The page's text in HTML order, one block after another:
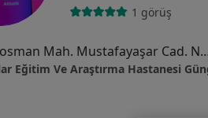
1 görüş
Gençosman Mah. Mustafayaşar Cad.